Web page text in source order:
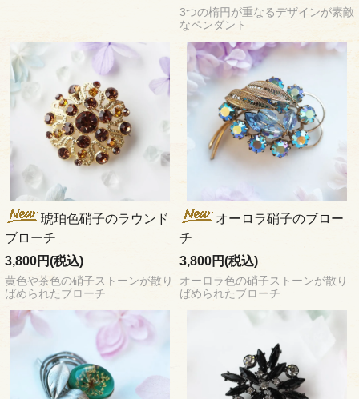
3つの楕円が重なるデザインが素敵
なペンダント
琥珀色硝子のラウンド
ブローチ
3,800円(税込)
黄色や茶色の硝子ストーンが散り
ばめられたブローチ
オーロラ硝子のブロー
チ
3,800円(税込)
オーロラ色の硝子ストーンが散り
ばめられたブローチ